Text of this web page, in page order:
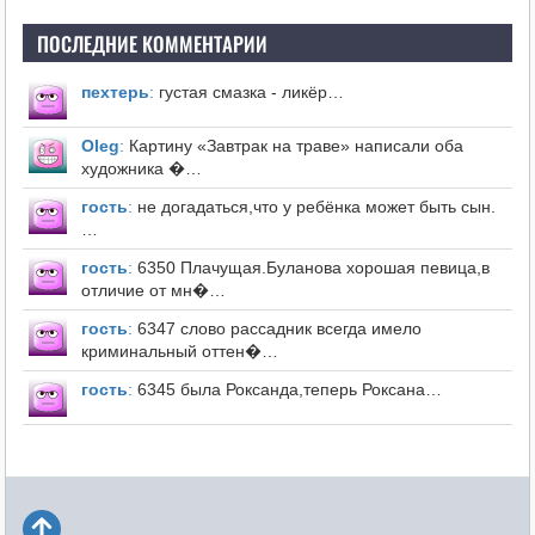
ПОСЛЕДНИЕ КОММЕНТАРИИ
пехтерь: густая смазка - ликёр…
Оleg: Картину «Завтрак на траве» написали оба
художника �…
гость: не догадаться,что у ребёнка может быть сын.
…
гость: 6350 Плачущая.Буланова хорошая певица,в
отличие от мн�…
гость: 6347 слово рассадник всегда имело
криминальный оттен�…
гость: 6345 была Роксанда,теперь Роксана…